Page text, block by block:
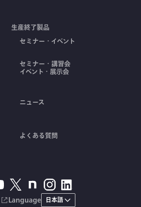
生産終了製品
セミナー・イベント
セミナー・講習会
イベント・展示会
ニュース
よくある質問
Language 日本語